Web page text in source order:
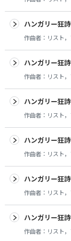
ハンガリー狂
作曲者： リスト
ハンガリー狂
作曲者： リスト
ハンガリー狂
作曲者： リスト
ハンガリー狂
作曲者： リスト
ハンガリー狂
作曲者： リスト
ハンガリー狂
作曲者： リスト